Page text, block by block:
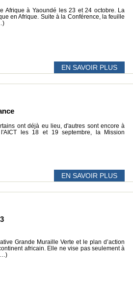
Afrique à Yaoundé les 23 et 24 octobre. La
en Afrique. Suite à la Conférence, la feuille
EN SAVOIR PLUS
ont déjà eu lieu, d'autres sont encore à
les 18 et 19 septembre, la Mission
EN SAVOIR PLUS
Grande Muraille Verte et le plan d’action
africain. Elle ne vise pas seulement à